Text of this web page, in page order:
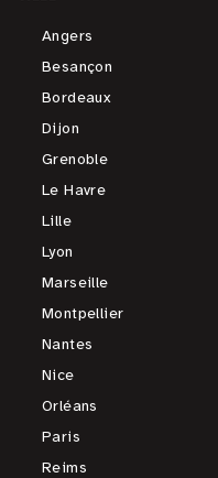
Angers
Besançon
Bordeaux
Dijon
Grenoble
Le Havre
Lille
Lyon
Marseille
Montpellier
Nantes
Nice
Orléans
Paris
Reims